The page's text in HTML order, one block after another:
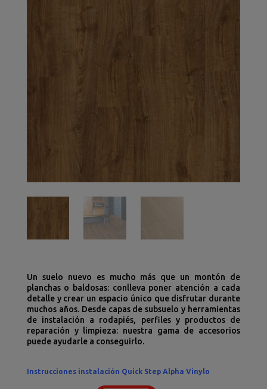
Un suelo nuevo es mucho más que un montón de
planchas o baldosas: conlleva poner atención a cada
detalle y crear un espacio único que disfrutar durante
muchos años. Desde capas de subsuelo y herramientas
de instalación a rodapiés, perfiles y productos de
reparación y limpieza: nuestra gama de accesorios
puede ayudarle a conseguirlo.
Instrucciones instalación Quick Step Alpha Vinylo